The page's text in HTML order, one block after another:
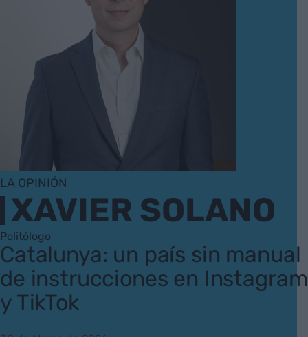
LA OPINIÓN
XAVIER SOLANO
Politólogo
Catalunya: un país sin manual
de instrucciones en Instagram
y TikTok